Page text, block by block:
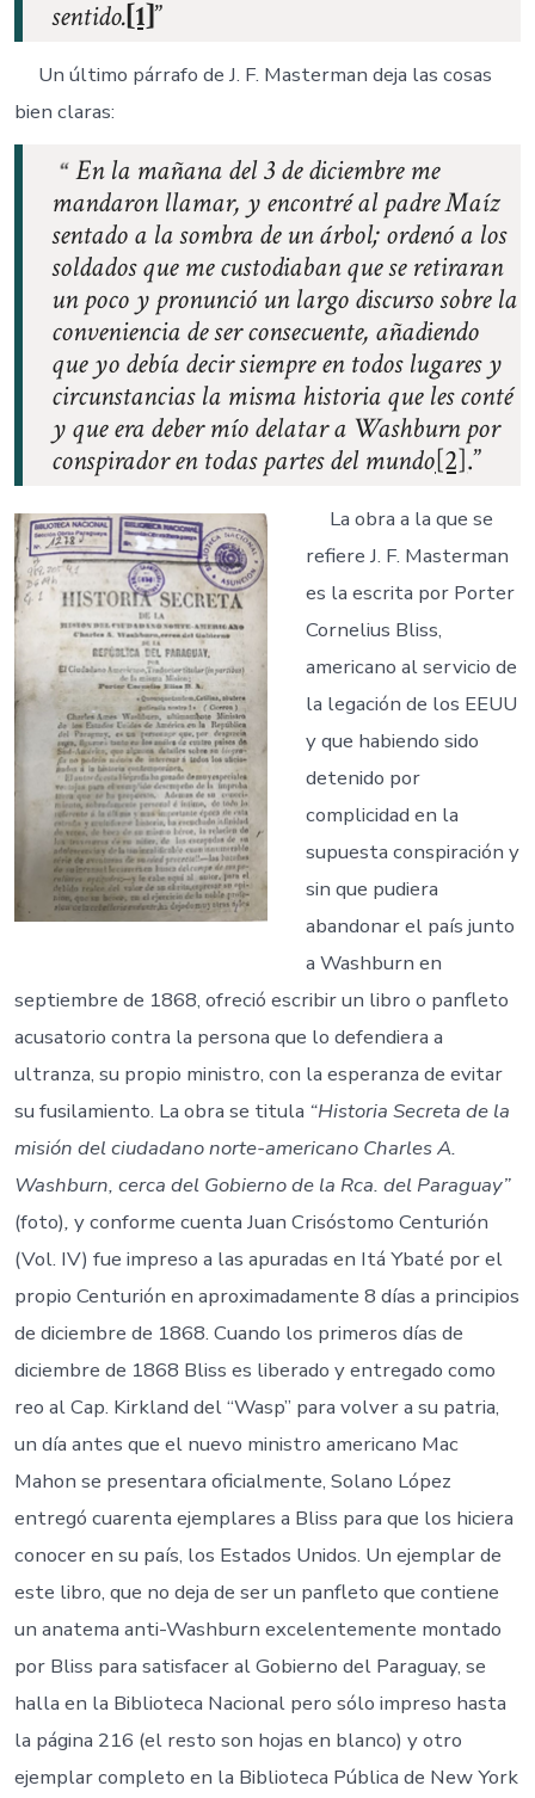
sentido.[1]
Un último párrafo de J. F. Masterman deja las cosas
bien claras:
En la mañana del 3 de diciembre me
mandaron llamar, y encontré al padre Maíz
sentado a la sombra de un árbol; ordenó a los
soldados que me custodiaban que se retiraran
un poco y pronunció un largo discurso sobre la
conveniencia de ser consecuente, añadiendo
que yo debía decir siempre en todos lugares y
circunstancias la misma historia que les conté
y que era deber mío delatar a Washburn por
conspirador en todas partes del mundo[2].
La obra a la que se
refiere J. F. Masterman
es la escrita por Porter
Cornelius Bliss,
americano al servicio de
la legación de los EEUU
y que habiendo sido
detenido por
complicidad en la
supuesta conspiración y
sin que pudiera
abandonar el país junto
a Washburn en
septiembre de 1868, ofreció escribir un libro o panfleto
acusatorio contra la persona que lo defendiera a
ultranza, su propio ministro, con la esperanza de evitar
su fusilamiento. La obra se titula “Historia Secreta de la
misión del ciudadano norte-americano Charles A.
Washburn, cerca del Gobierno de la Rca. del Paraguay”
(foto), y conforme cuenta Juan Crisóstomo Centurión
(Vol. IV) fue impreso a las apuradas en Itá Ybaté por el
propio Centurión en aproximadamente 8 días a principios
de diciembre de 1868. Cuando los primeros días de
diciembre de 1868 Bliss es liberado y entregado como
reo al Cap. Kirkland del “Wasp” para volver a su patria,
un día antes que el nuevo ministro americano Mac
Mahon se presentara oficialmente, Solano López
entregó cuarenta ejemplares a Bliss para que los hiciera
conocer en su país, los Estados Unidos. Un ejemplar de
este libro, que no deja de ser un panfleto que contiene
un anatema anti-Washburn excelentemente montado
por Bliss para satisfacer al Gobierno del Paraguay, se
halla en la Biblioteca Nacional pero sólo impreso hasta
la página 216 (el resto son hojas en blanco) y otro
ejemplar completo en la Biblioteca Pública de New York